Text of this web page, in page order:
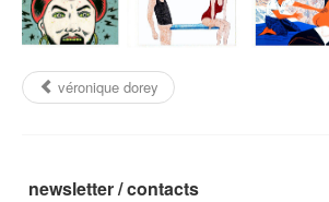
véronique dorey
newsletter / contacts